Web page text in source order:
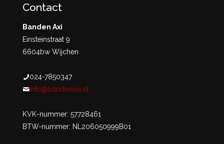
Contact
Banden Axi
Einsteinstraat 9
6604bw Wijchen
024-7850347
info@bandenaxi.nl
KVK-nummer: 57728461
BTW-nummer: NL206050999B01